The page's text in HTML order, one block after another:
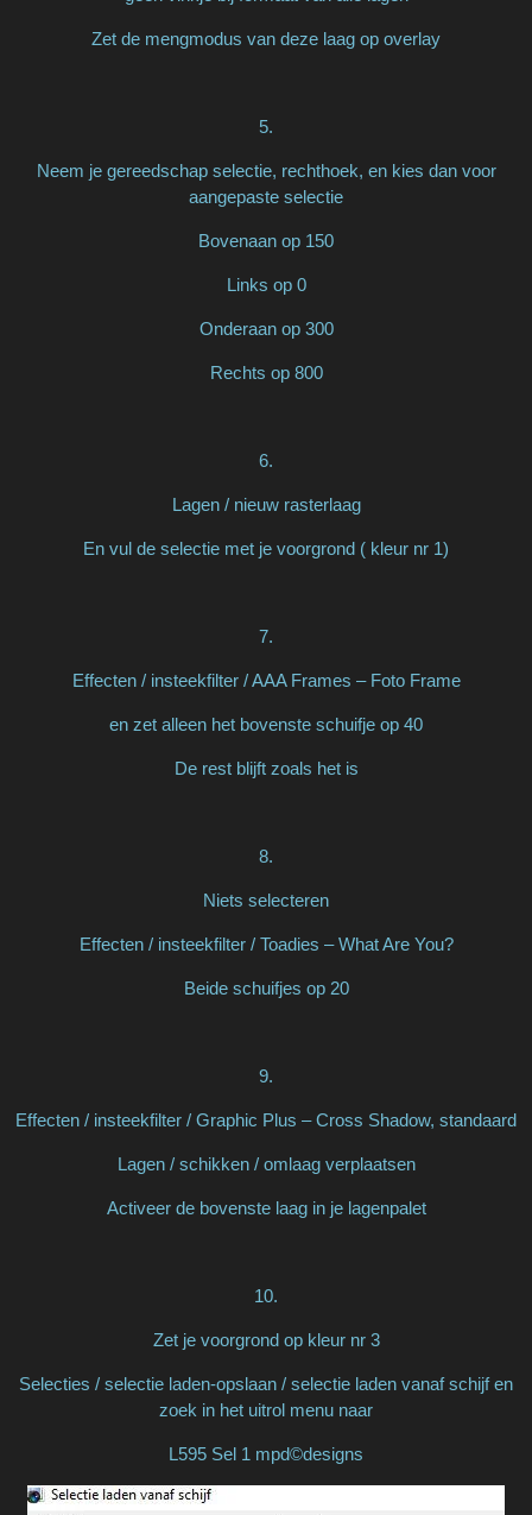
Zet de mengmodus van deze laag op overlay
5.
Neem je gereedschap selectie, rechthoek, en kies dan voor
aangepaste selectie
Bovenaan op 150
Links op 0
Onderaan op 300
Rechts op 800
6.
Lagen / nieuw rasterlaag
En vul de selectie met je voorgrond ( kleur nr 1)
7.
Effecten / insteekfilter / AAA Frames – Foto Frame
en zet alleen het bovenste schuifje op 40
De rest blijft zoals het is
8.
Niets selecteren
Effecten / insteekfilter / Toadies – What Are You?
Beide schuifjes op 20
9.
Effecten / insteekfilter / Graphic Plus – Cross Shadow, standaard
Lagen / schikken / omlaag verplaatsen
Activeer de bovenste laag in je lagenpalet
10.
Zet je voorgrond op kleur nr 3
Selecties / selectie laden-opslaan / selectie laden vanaf schijf en
zoek in het uitrol menu naar
L595 Sel 1 mpd©designs